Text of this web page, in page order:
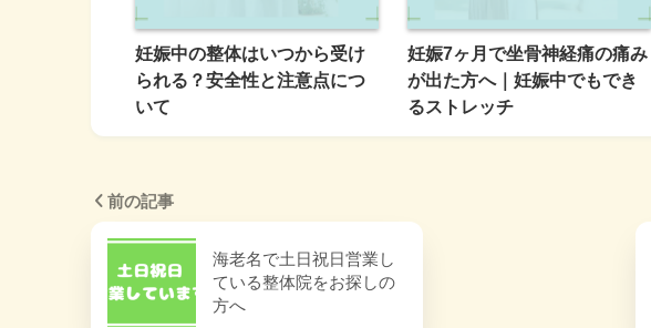
妊娠中の整体はいつから受け
られる？安全性と注意点につ
いて
妊娠7ヶ月で坐骨神経痛の痛み
が出た方へ｜妊娠中でもでき
るストレッチ
前の記事
海老名で土日祝日営業し
ている整体院をお探しの
方へ